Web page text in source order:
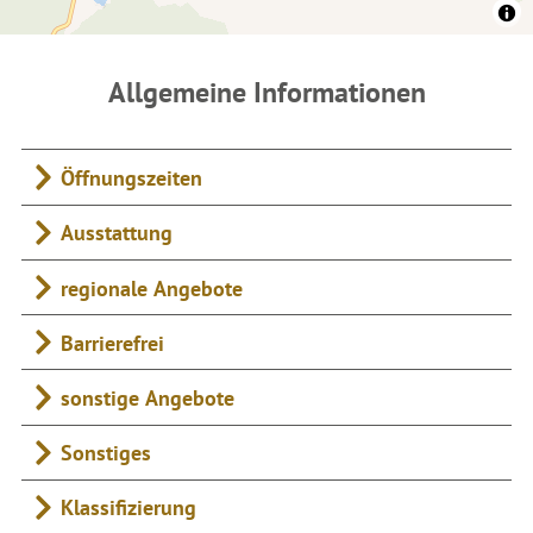
Allgemeine Informationen
Öffnungszeiten
Ausstattung
regionale Angebote
Barrierefrei
sonstige Angebote
Sonstiges
Klassifizierung